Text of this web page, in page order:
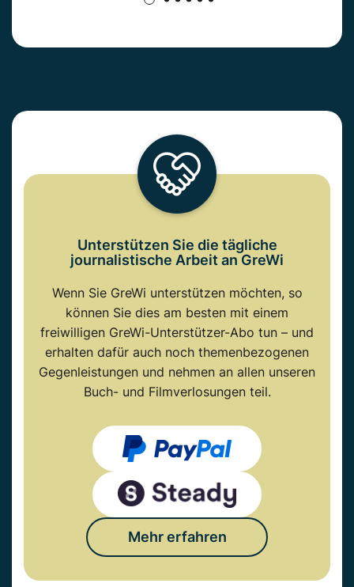
Unterstützen Sie die tägliche
journalistische Arbeit an GreWi
Wenn Sie GreWi unterstützen möchten, so
können Sie dies am besten mit einem
freiwilligen GreWi-Unterstützer-Abo tun – und
erhalten dafür auch noch themenbezogenen
Gegenleistungen und nehmen an allen unseren
Buch- und Filmverlosungen teil.
Mehr erfahren